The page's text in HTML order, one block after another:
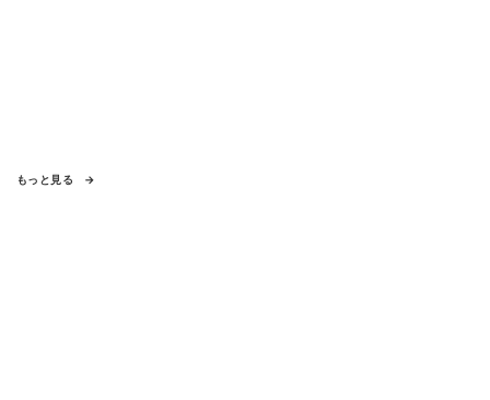
もっと見る